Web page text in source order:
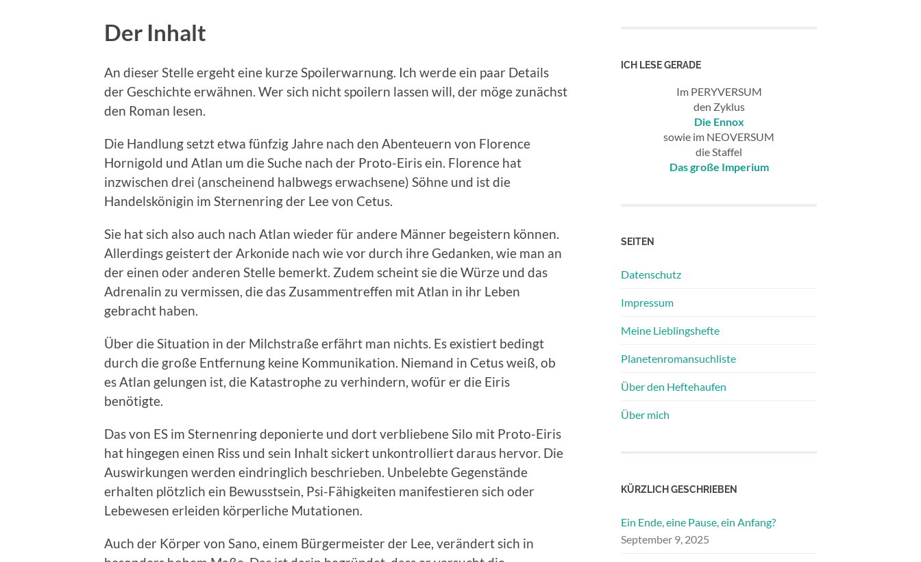
Der Inhalt
An dieser Stelle ergeht eine kurze Spoilerwarnung. Ich werde ein paar Details
der Geschichte erwähnen. Wer sich nicht spoilern lassen will, der möge zunächst
den Roman lesen.
Die Handlung setzt etwa fünfzig Jahre nach den Abenteuern von Florence
Hornigold und Atlan um die Suche nach der Proto-Eiris ein. Florence hat
inzwischen drei (anscheinend halbwegs erwachsene) Söhne und ist die
Handelskönigin im Sternenring der Lee von Cetus.
Sie hat sich also auch nach Atlan wieder für andere Männer begeistern können.
Allerdings geistert der Arkonide nach wie vor durch ihre Gedanken, wie man an
der einen oder anderen Stelle bemerkt. Zudem scheint sie die Würze und das
Adrenalin zu vermissen, die das Zusammentreffen mit Atlan in ihr Leben
gebracht haben.
Über die Situation in der Milchstraße erfährt man nichts. Es existiert bedingt
durch die große Entfernung keine Kommunikation. Niemand in Cetus weiß, ob
es Atlan gelungen ist, die Katastrophe zu verhindern, wofür er die Eiris
benötigte.
Das von ES im Sternenring deponierte und dort verbliebene Silo mit Proto-Eiris
hat hingegen einen Riss und sein Inhalt sickert unkontrolliert daraus hervor. Die
Auswirkungen werden eindringlich beschrieben. Unbelebte Gegenstände
erhalten plötzlich ein Bewusstsein, Psi-Fähigkeiten manifestieren sich oder
Lebewesen erleiden körperliche Mutationen.
Auch der Körper von Sano, einem Bürgermeister der Lee, verändert sich in
ICH LESE GERADE
Im PERYVERSUM
den Zyklus
Die Ennox
sowie im NEOVERSUM
die Staffel
Das große Imperium
SEITEN
Datenschutz
Impressum
Meine Lieblingshefte
Planetenromansuchliste
Über den Heftehaufen
Über mich
KÜRZLICH GESCHRIEBEN
Ein Ende, eine Pause, ein Anfang?
September 9, 2025